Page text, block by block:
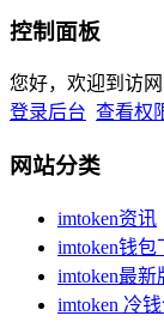
控制面板
您好，欢迎到访网
登录后台 查看权
网站分类
imtoken资讯
imtoken钱包
imtoken最新
imtoken 冷